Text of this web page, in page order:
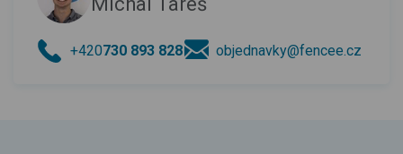
+420730 893 828 objednavky@fencee.cz